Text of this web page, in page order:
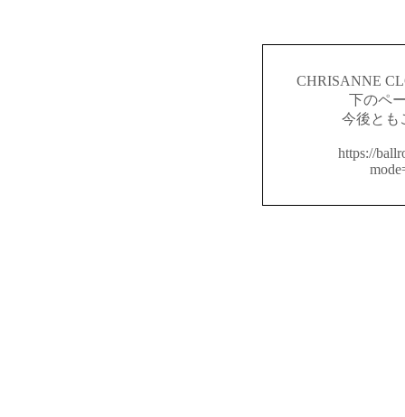
CHRISANNE
下のペ
今後とも
https://